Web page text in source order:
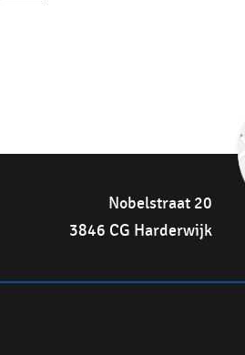
Nobelstraat 20
3846 CG Harderwijk